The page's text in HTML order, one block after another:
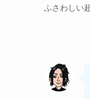
ふさわしい